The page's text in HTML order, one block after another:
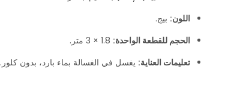
اللون: بيج.
الحجم للقطعة الواحدة:
تعليمات العناية: يغسل في الغسالة بماء بارد، بدون كلور.